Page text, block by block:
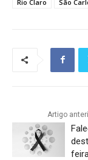
Rio Claro São
Artigo